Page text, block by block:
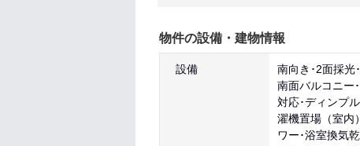
物件の設備・建物情報
設備
南向き･2面採光
南面バルコニー
対応･ディンプ
濯機置場（室内
ワー･浴室換気